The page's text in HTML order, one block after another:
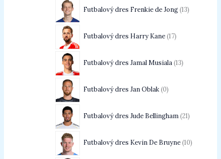
Futbalový dres Frenkie de Jong 13
Futbalový dres Harry Kane 17
Futbalový dres Jamal Musiala 13
Futbalový dres Jan Oblak 0
Futbalový dres Jude Bellingham 21
Futbalový dres Kevin De Bruyne 10